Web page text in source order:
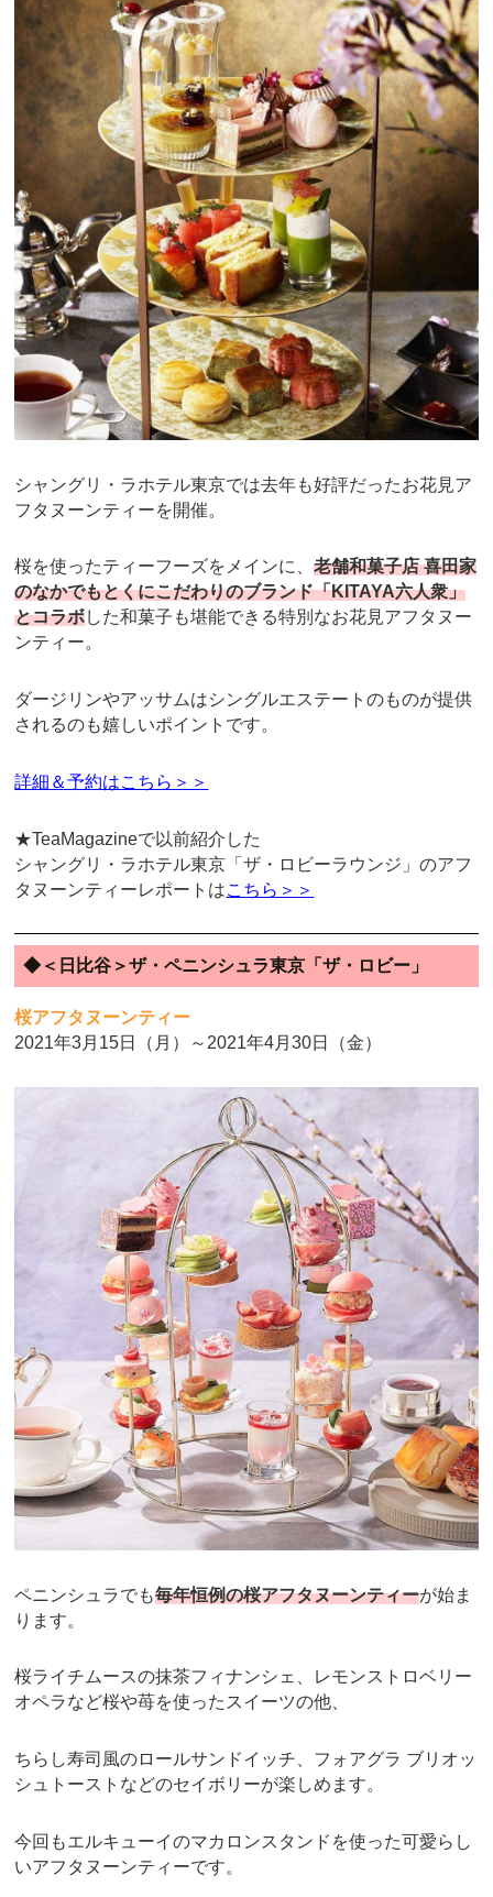
シャングリ・ラホテル東京では去年も好評だったお花見ア
フタヌーンティーを開催。
桜を使ったティーフーズをメインに、老舗和菓子店 喜田家
のなかでもとくにこだわりのブランド「KITAYA六人衆」
とコラボした和菓子も堪能できる特別なお花見アフタヌー
ンティー。
ダージリンやアッサムはシングルエステートのものが提供
されるのも嬉しいポイントです。
詳細＆予約はこちら＞＞
★TeaMagazineで以前紹介した
シャングリ・ラホテル東京「ザ・ロビーラウンジ」のアフ
タヌーンティーレポートはこちら＞＞
◆＜日比谷＞ザ・ペニンシュラ東京「ザ・ロビー」
桜アフタヌーンティー
2021年3月15日（月）～2021年4月30日（金）
ペニンシュラでも毎年恒例の桜アフタヌーンティーが始ま
ります。
桜ライチムースの抹茶フィナンシェ、レモンストロベリー
オペラなど桜や苺を使ったスイーツの他、
ちらし寿司風のロールサンドイッチ、フォアグラ ブリオッ
シュトーストなどのセイボリーが楽しめます。
今回もエルキューイのマカロンスタンドを使った可愛らし
いアフタヌーンティーです。